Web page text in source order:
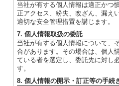
当社が有する個人情報は適正かつ
正アクセス、紛失、改ざん、漏え
適切な安全管理措置を講じます。
7. 個人情報取扱の委託
当社が有する個人情報について、
合があります。その場合は、個人
ている者を選定し、委託先に対し
す。
8. 個人情報の開示・訂正等の手続